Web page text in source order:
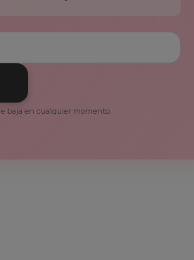
baja en cualquier momento.